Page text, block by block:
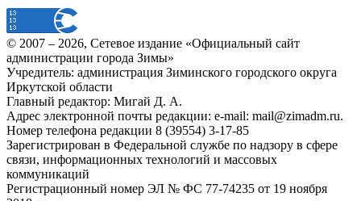
© 2007 – 2026, Сетевое издание «Официальный сайт
администрации города Зимы»
Учредитель: администрация Зиминского городского округа
Иркутской области
Главный редактор: Мигай Д. А.
Адрес электронной почты редакции: e-mail: mail@zimadm.ru.
Номер телефона редакции 8 (39554) 3-17-85
Зарегистрирован в Федеральной службе по надзору в сфере
связи, информационных технологий и массовых
коммуникаций
Регистрационный номер ЭЛ № ФС 77-74235 от 19 ноября